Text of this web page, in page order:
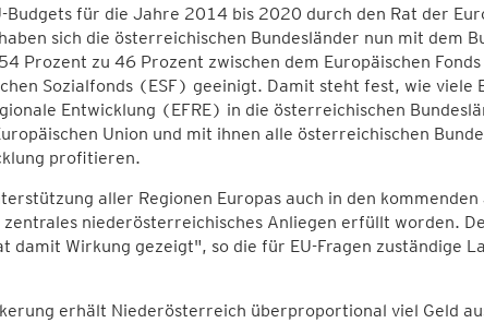
Budgets für die Jahre 2014 bis 2020 durch den Rat der
sich die österreichischen Bundesländer nun mit dem
Prozent zu 46 Prozent zwischen dem Europäischen
Sozialfonds (ESF) geeinigt. Damit steht fest, wie viele
Entwicklung (EFRE) in die österreichischen
Union und mit ihnen alle österreichischen
profitieren.
aller Regionen Europas auch in den
zentrales niederösterreichisches Anliegen erfüllt worden.
damit Wirkung gezeigt", so die für EU-Fragen zuständige
erhält Niederösterreich überproportional viel Geld